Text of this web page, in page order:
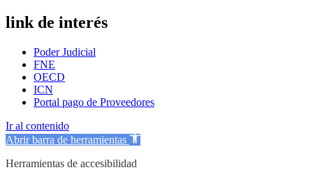
link de interés
Poder Judicial
FNE
OECD
ICN
Portal pago de Proveedores
Ir al contenido
Abrir barra de herramientas
Herramientas de accesibilidad